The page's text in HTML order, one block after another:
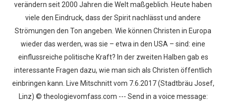
verändern seit 2000 Jahren die Welt maßgeblich. Heute haben
viele den Eindruck, dass der Spirit nachlässt und andere
Strömungen den Ton angeben. Wie können Christen in Europa
wieder das werden, was sie – etwa in den USA – sind: eine
einflussreiche politische Kraft? In der zweiten Halben gab es
interessante Fragen dazu, wie man sich als Christen öffentlich
einbringen kann. Live Mitschnitt vom 7.6.2017 (Stadtbräu Josef,
Linz) © theologievomfass.com --- Send in a voice message: